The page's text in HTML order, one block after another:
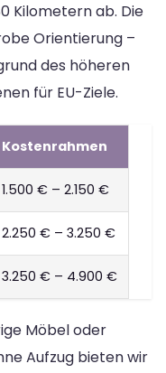
Kilometern ab. Die
Orientierung –
des höheren
für EU-Ziele.
Kostenrahmen
1.500 € – 2.150 €
2.250 € – 3.250 €
3.250 € – 4.900 €
Möbel oder
Aufzug bieten wir